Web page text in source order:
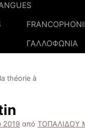
ΓΑΛΛΟΦΩΝΙΑ
théorie à
2019 από ΤΟΠΑΛΙΔΟΥ